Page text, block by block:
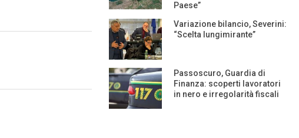
Paese”
Variazione bilancio, Severini:
“Scelta lungimirante”
Passoscuro, Guardia di
Finanza: scoperti lavoratori
in nero e irregolarità fiscali